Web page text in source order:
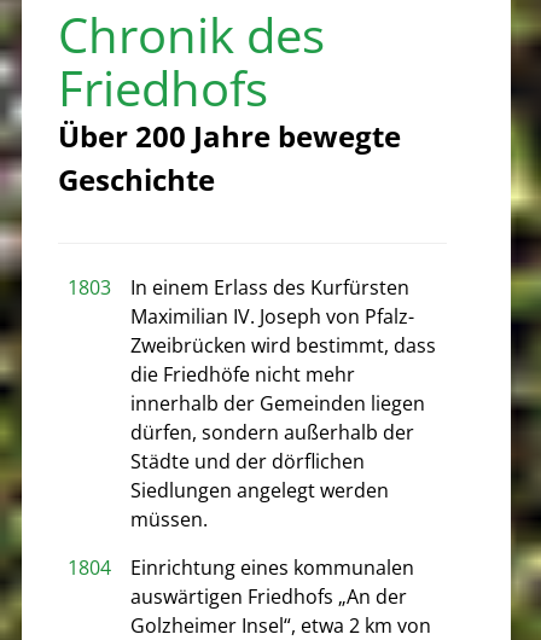
Chronik des
Friedhofs
Über 200 Jahre bewegte
Geschichte
1803
In einem Erlass des Kurfürsten
Maximilian IV. Joseph von Pfalz-
Zweibrücken wird bestimmt, dass
die Friedhöfe nicht mehr
innerhalb der Gemeinden liegen
dürfen, sondern außerhalb der
Städte und der dörflichen
Siedlungen angelegt werden
müssen.
1804
Einrichtung eines kommunalen
auswärtigen Friedhofs „An der
Golzheimer Insel“, etwa 2 km von